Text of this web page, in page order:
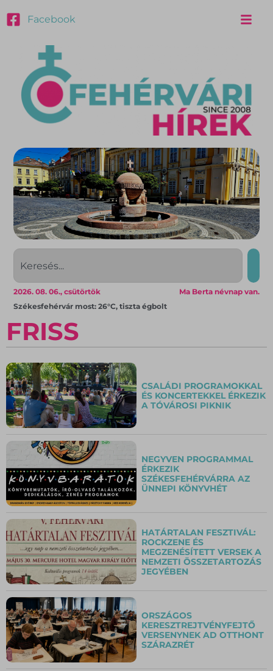
Facebook
Ma Berta névnap van.
2026. 08. 06., csütörtök
Székesfehérvár most: 26°C, tiszta égbolt
FRISS
CSALÁDI PROGRAMOKKAL
ÉS KONCERTEKKEL ÉRKEZIK
A TÓVÁROSI PIKNIK
NEGYVEN PROGRAMMAL
ÉRKEZIK
SZÉKESFEHÉRVÁRRA AZ
ÜNNEPI KÖNYVHÉT
HATÁRTALAN FESZTIVÁL:
ROCKZENE ÉS
MEGZENÉSÍTETT VERSEK A
NEMZETI ÖSSZETARTOZÁS
JEGYÉBEN
ORSZÁGOS
KERESZTREJTVÉNYFEJTŐ
VERSENYNEK AD OTTHONT
SZÁRAZRÉT